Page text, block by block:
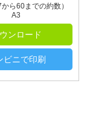
ら60までの約数）
A3
ンロード
ビニで印刷